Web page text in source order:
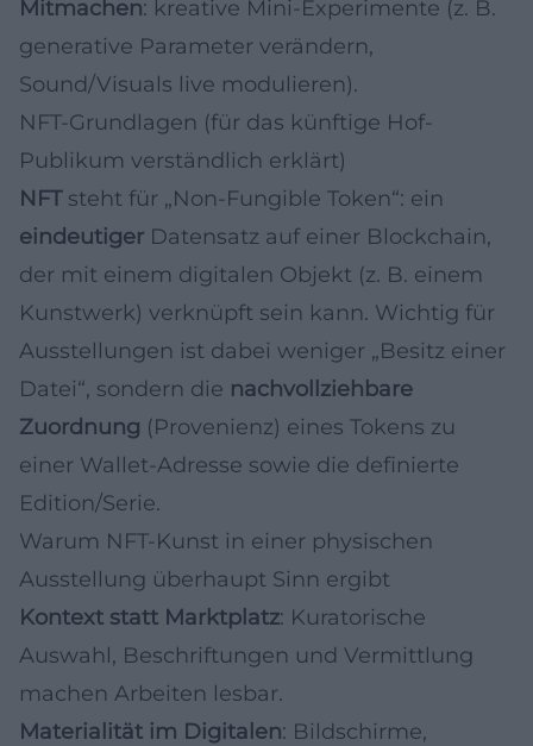
Mitmachen: kreative Mini-Experimente (z. B.
generative Parameter verändern,
Sound/Visuals live modulieren).
NFT-Grundlagen (für das künftige Hof-
Publikum verständlich erklärt)
NFTsteht für „Non-Fungible Token“: ein
eindeutiger Datensatz auf einer Blockchain,
der mit einem digitalen Objekt (z. B. einem
Kunstwerk) verknüpft sein kann. Wichtig für
Ausstellungen ist dabei weniger „Besitz einer
Datei“, sondern die nachvollziehbare
Zuordnung (Provenienz) eines Tokens zu
einer Wallet-Adresse sowie die definierte
Edition/Serie.
Warum NFT-Kunst in einer physischen
Ausstellung überhaupt Sinn ergibt
Kontext statt Marktplatz: Kuratorische
Auswahl, Beschriftungen und Vermittlung
machen Arbeiten lesbar.
Materialität im Digitalen: Bildschirme,